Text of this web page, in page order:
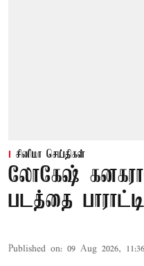
சினிமா செய்திகள்
லோகேஷ்
படத்தை
Published on: 09 Aug 2026,